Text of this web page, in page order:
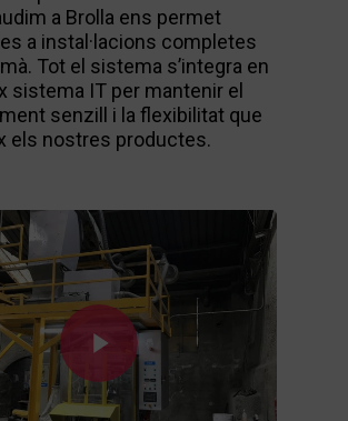
a Brolla ens permet
a instal·lacions completes
Tot el sistema s’integra en
sistema IT per mantenir el
senzill i la flexibilitat que
els nostres productes.
Play Video